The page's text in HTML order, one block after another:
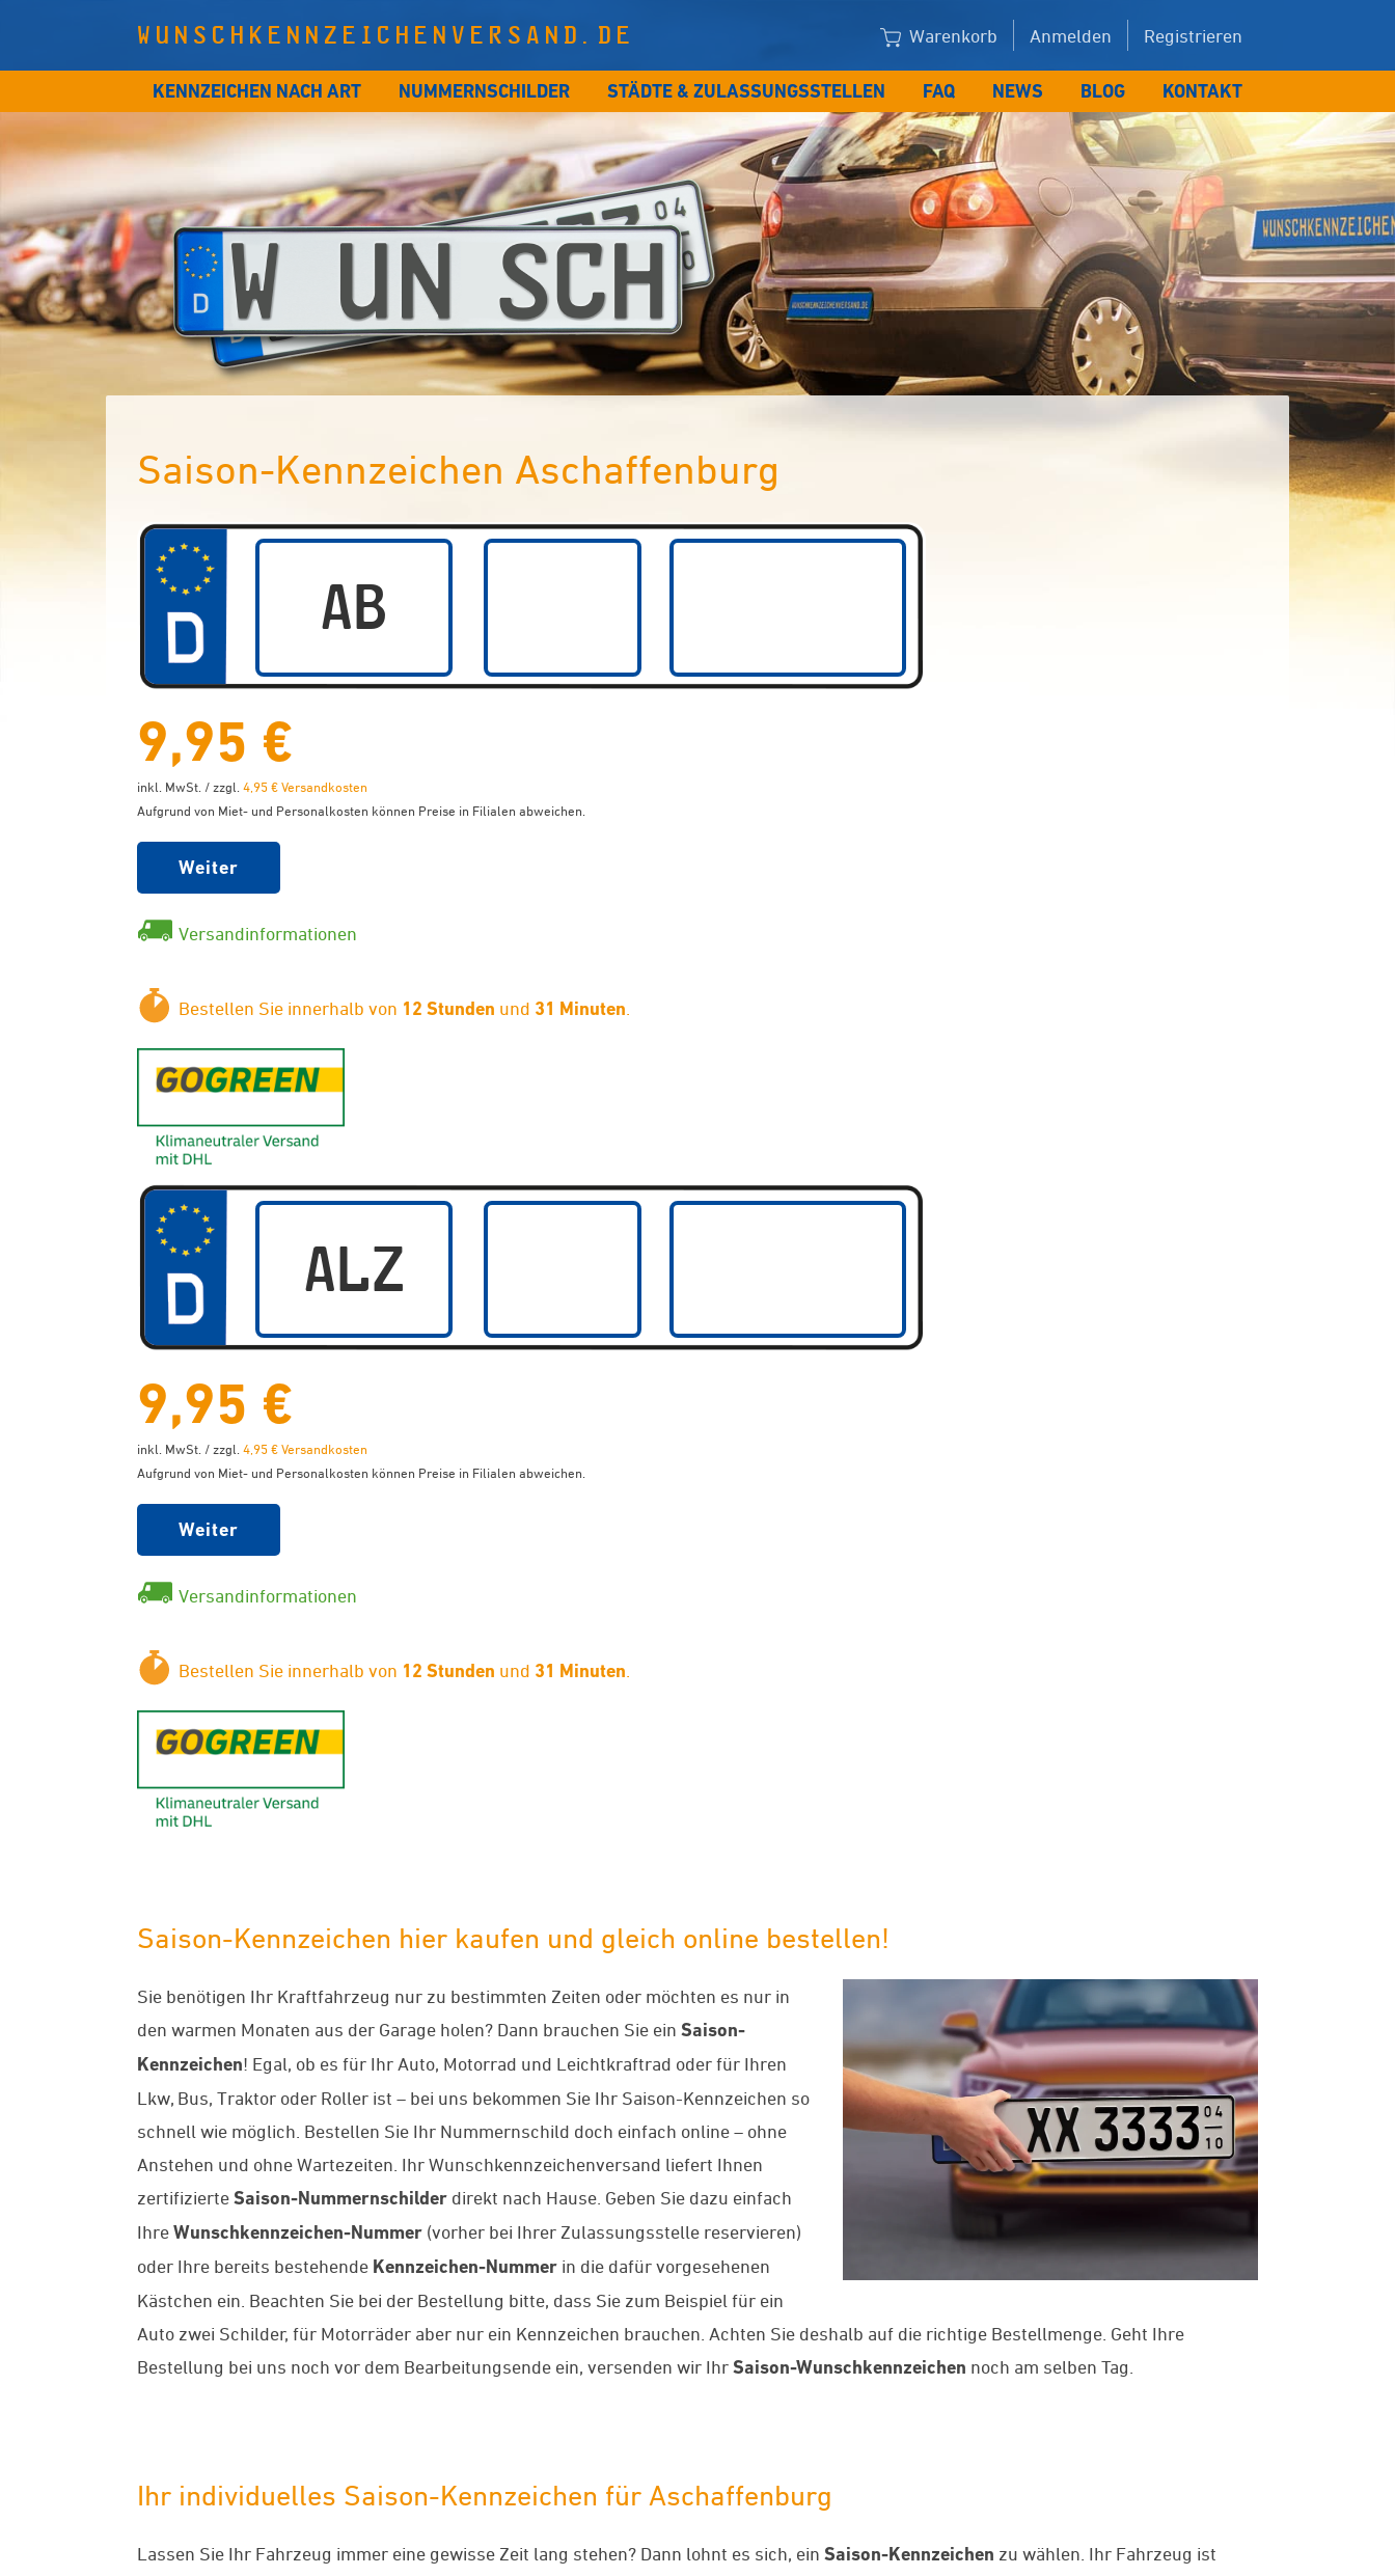
WUNSCHKENNZEICHENVERSAND.DE Warenkorb Anmelden Registrieren
KENNZEICHEN NACH ART NUMMERNSCHILDER STÄDTE & ZULASSUNGSSTELLEN FAQ NEWS BLOG KONTAKT
Saison-Kennzeichen Aschaffenburg
9,95 €
inkl. MwSt. / zzgl. 4,95 € Versandkosten
Aufgrund von Miet- und Personalkosten können Preise in Filialen abweichen.
Weiter
Versandinformationen
Bestellen Sie innerhalb von 12 Stunden und 31 Minuten
9,95 €
inkl. MwSt. / zzgl. 4,95 € Versandkosten
Aufgrund von Miet- und Personalkosten können Preise in Filialen abweichen.
Weiter
Versandinformationen
Bestellen Sie innerhalb von 12 Stunden und 31 Minuten
Saison-Kennzeichen hier kaufen und gleich online bestellen!
Sie benötigen Ihr Kraftfahrzeug nur zu bestimmten Zeiten oder möchten es nur in
den warmen Monaten aus der Garage holen? Dann brauchen Sie ein Saison-
Kennzeichen! Egal, ob es für Ihr Auto, Motorrad und Leichtkraftrad oder für Ihren
Lkw, Bus, Traktor oder Roller ist – bei uns bekommen Sie Ihr Saison-Kennzeichen so
schnell wie möglich. Bestellen Sie Ihr Nummernschild doch einfach online – ohne
Anstehen und ohne Wartezeiten. Ihr Wunschkennzeichenversand liefert Ihnen
zertifizierte Saison-Nummernschilder direkt nach Hause. Geben Sie dazu einfach
Ihre Wunschkennzeichen-Nummer (vorher bei Ihrer Zulassungsstelle reservieren)
oder Ihre bereits bestehende Kennzeichen-Nummer in die dafür vorgesehenen
Kästchen ein. Beachten Sie bei der Bestellung bitte, dass Sie zum Beispiel für ein
Auto zwei Schilder, für Motorräder aber nur ein Kennzeichen brauchen. Achten Sie deshalb auf die richtige Bestellmenge. Geht Ihre
Bestellung bei uns noch vor dem Bearbeitungsende ein, versenden wir Ihr Saison-Wunschkennzeichen noch am selben Tag.
Ihr individuelles Saison-Kennzeichen für Aschaffenburg
Lassen Sie Ihr Fahrzeug immer eine gewisse Zeit lang stehen? Dann lohnt es sich, ein Saison-Kennzeichen zu wählen. Ihr Fahrzeug ist